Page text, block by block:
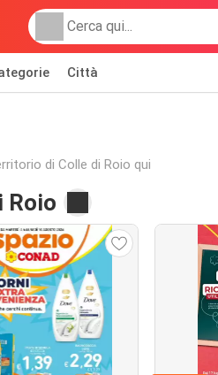
Città
di Colle di Roio qui
Roio